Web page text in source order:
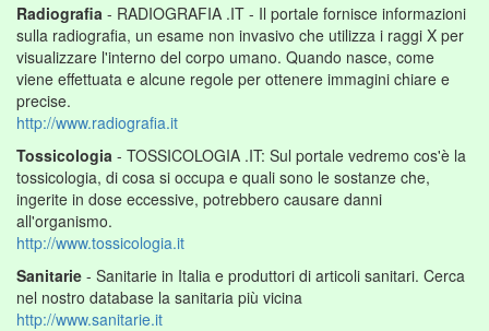
Radiografia - RADIOGRAFIA .IT - Il portale fornisce informazioni
sulla radiografia, un esame non invasivo che utilizza i raggi X per
visualizzare l'interno del corpo umano. Quando nasce, come
viene effettuata e alcune regole per ottenere immagini chiare e
precise.
http://www.radiografia.it
Tossicologia - TOSSICOLOGIA .IT: Sul portale vedremo cos'è la
tossicologia, di cosa si occupa e quali sono le sostanze che,
ingerite in dose eccessive, potrebbero causare danni
all'organismo.
http://www.tossicologia.it
Sanitarie - Sanitarie in Italia e produttori di articoli sanitari. Cerca
nel nostro database la sanitaria più vicina
http://www.sanitarie.it